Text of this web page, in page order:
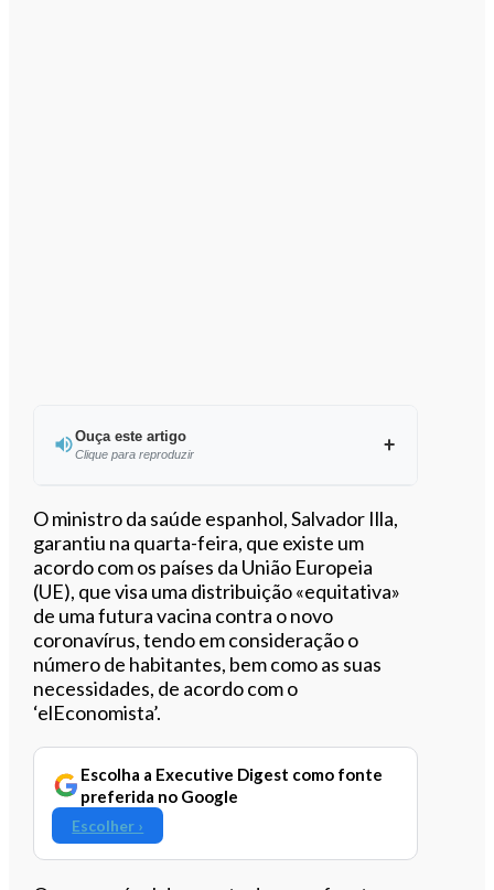
Ouça este artigo
Clique para reproduzir
Ouvir este artigo
O ministro da saúde espanhol, Salvador Illa,
garantiu na quarta-feira, que existe um
acordo com os países da União Europeia
(UE), que visa uma distribuição «equitativa»
de uma futura vacina contra o novo
coronavírus, tendo em consideração o
número de habitantes, bem como as suas
necessidades, de acordo com o
‘elEconomista’.
Escolha a Executive Digest como fonte
preferida no Google
Escolher ›